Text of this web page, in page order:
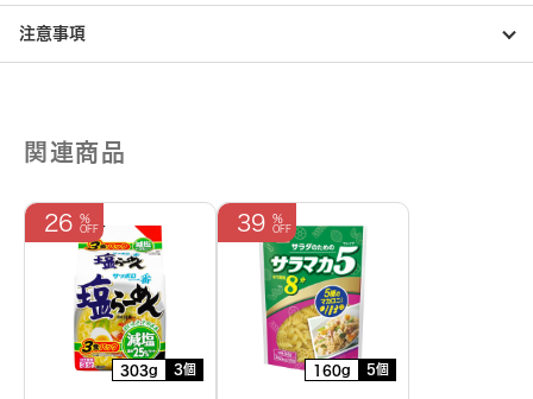
注意事項
関連商品
303g 3個
26
160g 5個
39